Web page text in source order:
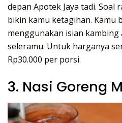
depan Apotek Jaya tadi. Soal
bikin kamu ketagihan. Kamu
menggunakan isian kambing
seleramu. Untuk harganya
Rp30.000 per porsi.
3. Nasi Goreng